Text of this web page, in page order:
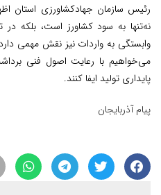
رئیس سازمان جهادکشاورزی
نه‌تنها به سود کشاورز است، بلکه
وابستگی به واردات نیز نقش مهمی
می‌خواهیم با رعایت اصول فنی
پایداری تولید ایفا کنند.
پیام آذربایجان